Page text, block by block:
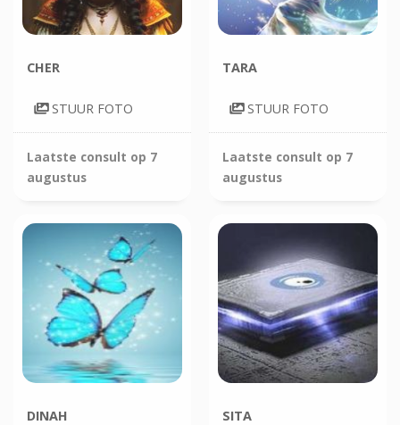
CHER
STUUR FOTO
Laatste consult op 7
augustus
TARA
STUUR FOTO
Laatste consult op 7
augustus
DINAH SITA